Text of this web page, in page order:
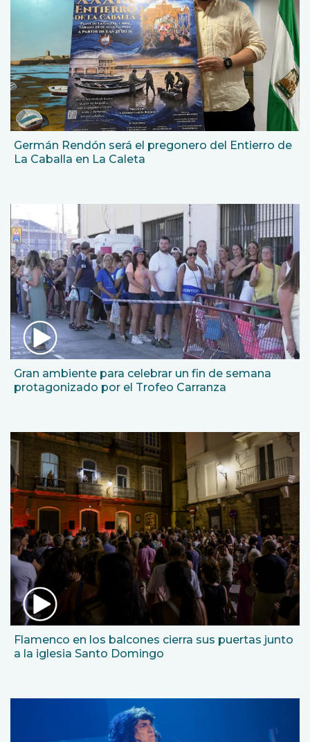
Germán Rendón será el pregonero del Entierro de
La Caballa en La Caleta
Gran ambiente para celebrar un fin de semana
protagonizado por el Trofeo Carranza
Flamenco en los balcones cierra sus puertas junto
a la iglesia Santo Domingo